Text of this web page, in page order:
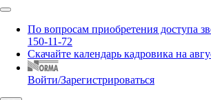
По вопросам приобретения доступа
150-11-72
Скачайте календарь кадровика на
Войти/Зарегистрироваться